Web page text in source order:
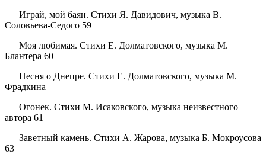
Играй, мой баян. Стихи Я. Давидович, музыка В.
Соловьева-Седого 59
Моя любимая. Стихи Е. Долматовского, музыка М.
Блантера 60
Песня о Днепре. Стихи Е. Долматовского, музыка М.
Фрадкина —
Огонек. Стихи М. Исаковского, музыка неизвестного
автора 61
Заветный камень. Стихи А. Жарова, музыка Б. Мокроусова
63